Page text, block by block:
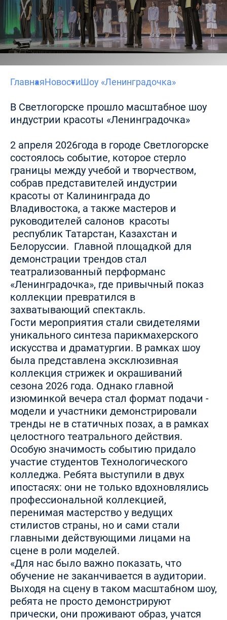
ГлавнаяНовостиШоу «Ленинградочка»
В Светлогорске прошло масштабное шоу
индустрии красоты «Ленинградочка»
2 апреля 2026года в городе Светлогорске
состоялось событие, которое стерло
границы между учебой и творчеством,
собрав представителей индустрии
красоты от Калининграда до
Владивостока, а также мастеров и
руководителей салонов красоты
республик Татарстан, Казахстан и
Белоруссии. Главной площадкой для
демонстрации трендов стал
театрализованный перформанс
«Ленинградочка», где привычный показ
коллекции превратился в
захватывающий спектакль.
Гости мероприятия стали свидетелями
уникального синтеза парикмахерского
искусства и драматургии. В рамках шоу
была представлена эксклюзивная
коллекция стрижек и окрашиваний
сезона 2026 года. Однако главной
изюминкой вечера стал формат подачи -
модели и участники демонстрировали
тренды не в статичных позах, а в рамках
целостного театрального действия.
Особую значимость событию придало
участие студентов Технологического
колледжа. Ребята выступили в двух
ипостасях: они не только вдохновлялись
профессиональной коллекцией,
перенимая мастерство у ведущих
стилистов страны, но и сами стали
главными действующими лицами на
сцене в роли моделей.
«Для нас было важно показать, что
обучение не заканчивается в аудитории.
Выходя на сцену в таком масштабном шоу,
ребята не просто демонстрируют
прически, они проживают образ, учатся